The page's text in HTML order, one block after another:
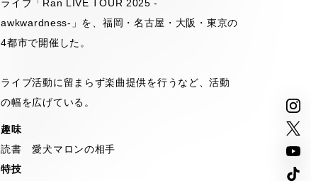
ライブ「Ran LIVE TOUR 2025 -
awkwardness-」を、福岡・名古屋・大阪・東京の
4都市で開催した。
ライブ活動に留まらず楽曲提供を行うなど、活動
の幅を広げている。
趣味
読書 愛犬マロンの相手
特技